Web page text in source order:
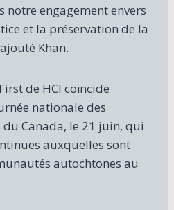
notre engagement envers
et la préservation de la
Khan.
de HCI coïncide
nationale des
Canada, le 21 juin, qui
auxquelles sont
autochtones au